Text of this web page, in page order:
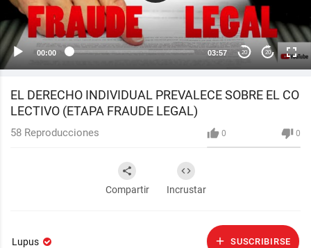
00:00 03:57 20 20
EL DERECHO INDIVIDUAL PREVALECE SOBRE EL CO
LECTIVO (ETAPA FRAUDE LEGAL)
0 0
58 Reproducciones
Compartir Incrustar
Lupus SUSCRIBIRSE